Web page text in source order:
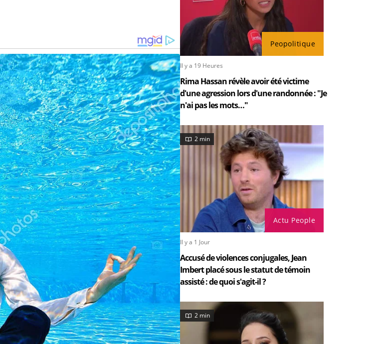
Peopolitique
Il y a 19 Heures
Rima Hassan révèle avoir été victime
d'une agression lors d'une randonnée : "Je
n'ai pas les mots…"
Actu People
2 min
Il y a 1 Jour
Accusé de violences conjugales, Jean
Imbert placé sous le statut de témoin
assisté : de quoi s'agit-il ?
2 min